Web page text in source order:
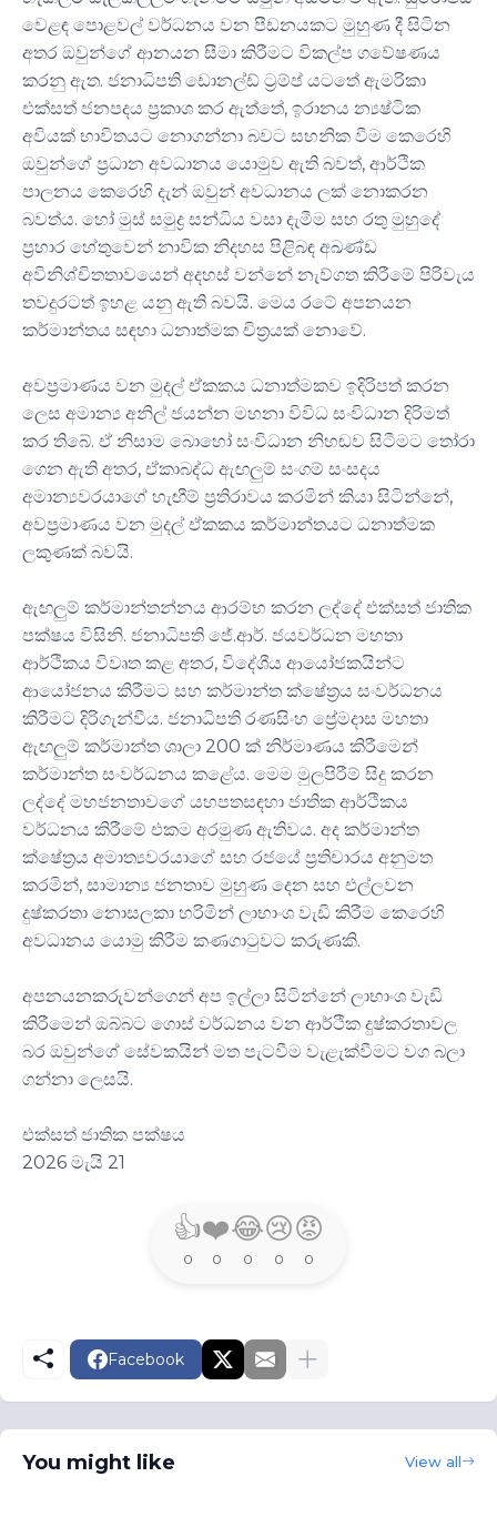
වෙළඳ පොළවල් වර්ධනය වන පීඩනයකට මුහුණ දී සිටින
අතර ඔවුන්ගේ ආනයන සීමා කිරීමට විකල්ප ගවේෂණය
කරනු ඇත. ජනාධිපති ඩොනල්ඩ් ට්‍රම්ප් යටතේ ඇමරිකා
එක්සත් ජනපදය ප්‍රකාශ කර ඇත්තේ, ඉරානය න්‍යෂ්ටික
අවියක් භාවිතයට නොගන්නා බවට සහනික වීම කෙරෙහි
ඔවුන්ගේ ප්‍රධාන අවධානය යොමුව ඇති බවත්, ආර්ථික
පාලනය කෙරෙහි දැන් ඔවුන් අවධානය ලක් නොකරන
බවත්ය. හෝ මුස් සමුද්‍ර සන්ධිය වසා දැමීම සහ රතු මුහුදේ
ප්‍රහාර හේතුවෙන් නාවික නිදහස පිළිබඳ අඛණ්ඩ
අවිනිශ්චිතතාවයෙන් අදහස් වන්නේ නැව්ගත කිරීමේ පිරිවැය
තවදුරටත් ඉහළ යනු ඇති බවයි. මෙය රටේ අපනයන
කර්මාන්තය සඳහා ධනාත්මක චිත්‍රයක් නොවේ.
අවප්‍රමාණය වන මුදල් ඒකකය ධනාත්මකව ඉදිරිපත් කරන
ලෙස අමාන්‍ය අනිල් ජයන්න මහනා විවිධ සංවිධාන දිරිමත්
කර තිබේ. ඒ නිසාම බොහෝ සංවිධාන නිහඬව සිටීමට තෝරා
ගෙන ඇති අතර, ඒකාබද්ධ ඇඟලුම් සංගම් සංසදය
අමාන්‍යවරයාගේ හැඟීම් ප්‍රතිරාවය කරමින් කියා සිටින්නේ,
අවප්‍රමාණය වන මුදල් ඒකකය කර්මාන්තයට ධනාත්මක
ලකුණක් බවයි.
ඇඟලුම් කර්මාන්තන්නය ආරම්භ කරන ලද්දේ එක්සත් ජාතික
පක්ෂය විසිනි. ජනාධිපති ජේ.ආර්. ජයවර්ධන මහතා
ආර්ථිකය විවෘත කළ අතර, විදේශීය ආයෝජකයින්ට
ආයෝජනය කිරීමට සහ කර්මාන්ත ක්ෂේත්‍රය සංවර්ධනය
කිරීමට දිරිගැන්වීය. ජනාධිපති රණසිංහ ප්‍රේමදාස මහතා
ඇඟලුම් කර්මාන්ත ශාලා 200 ක් නිර්මාණය කිරීමෙන්
කර්මාන්ත සංවර්ධනය කළේය. මෙම මුලපිරීම් සිදු කරන
ලද්දේ මහජනතාවගේ යහපතසඳහා ජාතික ආර්ථිකය
වර්ධනය කිරීමේ එකම අරමුණ ඇතිවය. අද කර්මාන්ත
ක්ෂේත්‍රය අමාත්‍යවරයාගේ සහ රජයේ ප්‍රතිචාරය අනුමත
කරමින්, සාමාන්‍ය ජනතාව මුහුණ දෙන සහ එල්ලවන
දුෂ්කරතා නොසලකා හරිමින් ලාභාංශ වැඩි කිරීම කෙරෙහි
අවධානය යොමු කිරීම කණගාටුවට කරුණකි.
අපනයනකරුවන්ගෙන් අප ඉල්ලා සිටින්නේ ලාභාංශ වැඩි
කිරීමෙන් ඔබ්බට ගොස් වර්ධනය වන ආර්ථික දුෂ්කරතාවල
බර ඔවුන්ගේ සේවකයින් මත පැටවීම වැළැක්වීමට වග බලා
ගන්නා ලෙසයි.
එක්සත් ජාතික පක්ෂය
2026 මැයි 21
👍
0
❤️
0
😂
0
😢
0
😡
0
Facebook
You might like View all